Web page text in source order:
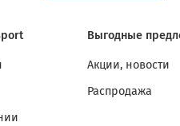
Выгодные
Акции, новости
Распродажа